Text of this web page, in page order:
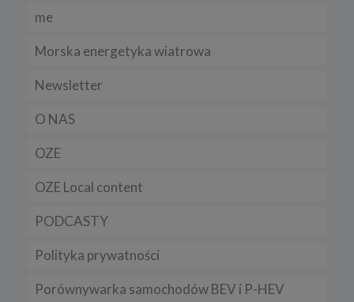
me
Morska energetyka wiatrowa
Newsletter
O NAS
OZE
OZE Local content
PODCASTY
Polityka prywatności
Porównywarka samochodów BEV i P-HEV